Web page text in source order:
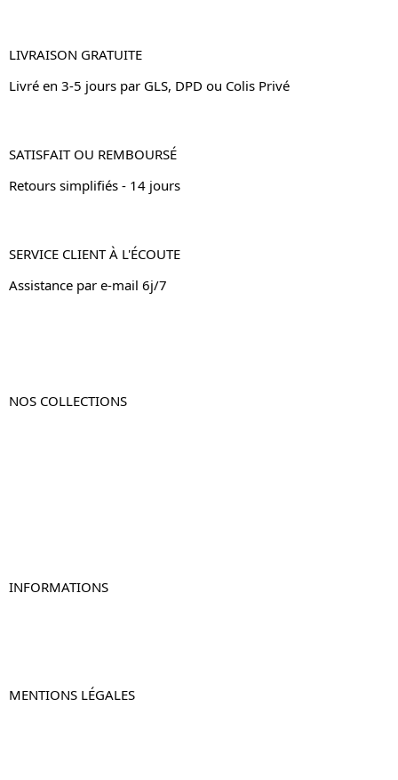
LIVRAISON GRATUITE
Livré en 3-5 jours par GLS, DPD ou Colis Privé
SATISFAIT OU REMBOURSÉ
Retours simplifiés - 14 jours
SERVICE CLIENT À L'ÉCOUTE
Assistance par e-mail 6j/7
NOS COLLECTIONS
INFORMATIONS
MENTIONS LÉGALES